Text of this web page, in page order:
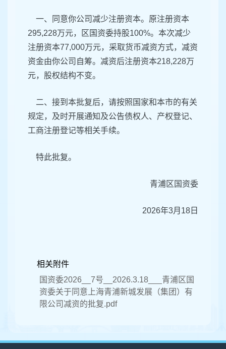
一、同意你公司减少注册资本。原注册资本
295,228万元，区国资委持股100%。本次减少
注册资本77,000万元，采取货币减资方式，减资
资金由你公司自筹。减资后注册资本218,228万
元，股权结构不变。
二、接到本批复后，请按照国家和本市的有关
规定，及时开展通知及公告债权人、产权登记、
工商注册登记等相关手续。
特此批复。
青浦区国资委
2026年3月18日
相关附件
国资委2026__7号__2026.3.18___青浦区国
资委关于同意上海青浦新城发展（集团）有
限公司减资的批复.pdf